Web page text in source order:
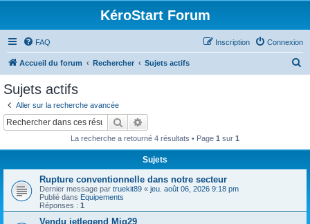
KéroStart Forum
FAQ Connexion
Inscription
Accueil du forum Rechercher Sujets actifs
r
Sujets actifs
Aller sur la recherche avancée
Rechercher
La recherche a retourné 4 résultats • Page 1 sur 1
Sujets
Rupture conventionnelle dans notre secteur
Dernier message par truekit89 « jeu. août 06, 2026 9:18 pm
Publié dans Equipements
Réponses : 1
Vendu jetlegend Mig29